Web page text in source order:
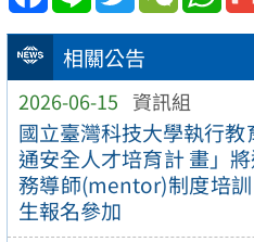
相關公告
2026-06-15 資訊組
國立臺灣科技大學執行
通安全人才培育計 畫」
務導師(mentor)制度培
生報名參加